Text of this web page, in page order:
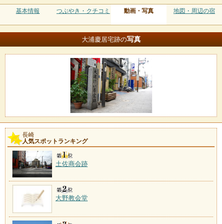
基本情報 つぶやき・クチコミ 動画・写真 地図・周辺の宿
大浦慶居宅跡の写真
長崎
人気スポットランキング
土佐商会跡
大野教会堂